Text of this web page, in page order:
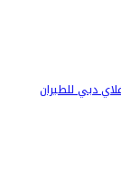
دبي للطيران